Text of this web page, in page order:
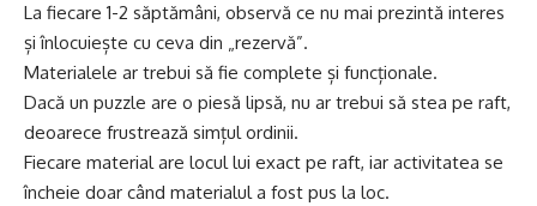
La fiecare 1-2 săptămâni, observă ce nu mai prezintă interes
și înlocuiește cu ceva din „rezervă”.
Materialele ar trebui să fie complete și funcționale.
Dacă un puzzle are o piesă lipsă, nu ar trebui să stea pe raft,
deoarece frustrează simțul ordinii.
Fiecare material are locul lui exact pe raft, iar activitatea se
încheie doar când materialul a fost pus la loc.